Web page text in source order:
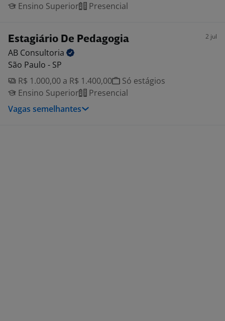
Ensino Superior
Presencial
Estagiário De Pedagogia 2 jul
AB Consultoria
São Paulo - SP
R$ 1.000,00 a R$ 1.400,00
Só estágios
Ensino Superior
Presencial
Vagas semelhantes